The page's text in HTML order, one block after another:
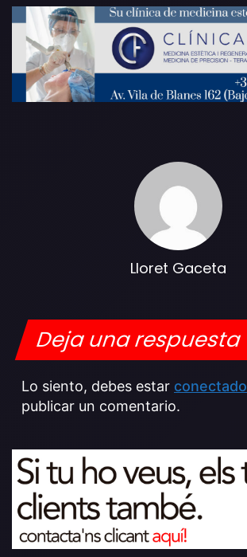
Lloret Gaceta
Deja una respuesta
Lo siento, debes estar conectado
publicar un comentario.